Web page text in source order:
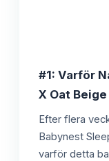
#1: Varför
X Oat
Efter flera
Babynest
varför detta